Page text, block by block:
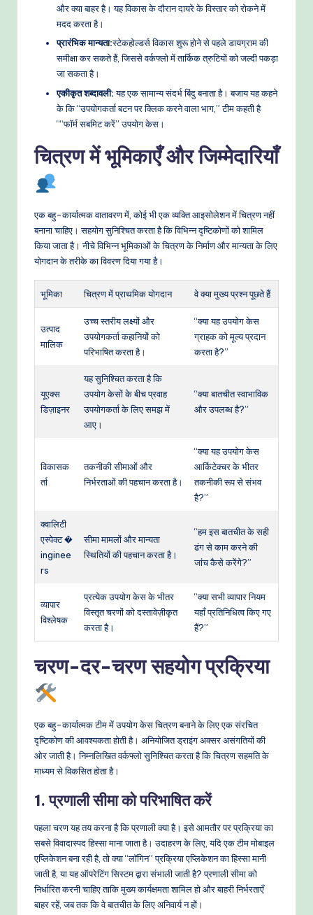
और क्या बाहर है। यह विकास के दौरान दायरे के विस्तार को रोकने में
मदद करता है।
प्रारंभिक मान्यता:स्टेकहोल्डर्स विकास शुरू होने से पहले डायग्राम की
समीक्षा कर सकते हैं, जिससे वर्कफ्लो में तार्किक त्रुटियों को जल्दी पकड़ा
जा सकता है।
एकीकृत शब्दावली:यह एक सामान्य संदर्भ बिंदु बनाता है। बजाय यह कहने
के कि “उपयोगकर्ता बटन पर क्लिक करने वाला भाग,” टीम कहती है
““फॉर्म सबमिट करें” उपयोग केस।
चित्रण में भूमिकाएँ और जिम्मेदारियाँ
एक बहु-कार्यात्मक वातावरण में, कोई भी एक व्यक्ति आइसोलेशन में चित्रण नहीं
बनाना चाहिए। सहयोग सुनिश्चित करता है कि विभिन्न दृष्टिकोणों को शामिल
किया जाता है। नीचे विभिन्न भूमिकाओं के चित्रण के निर्माण और मान्यता के लिए
योगदान के तरीके का विवरण दिया गया है।
भूमिका चित्रण में प्राथमिक योगदान वे क्या मुख्य प्रश्न पूछते हैं
उत्पाद
मालिक
उच्च स्तरीय लक्ष्यों और
उपयोगकर्ता कहानियों को
परिभाषित करता है।
“क्या यह उपयोग केस
ग्राहक को मूल्य प्रदान
करता है?”
यूएक्स
डिज़ाइनर
यह सुनिश्चित करता है कि
उपयोग केसों के बीच प्रवाह
उपयोगकर्ता के लिए समझ में
आए।
“क्या बातचीत स्वाभाविक
और उपलब्ध है?”
विकासक
र्ता
तकनीकी सीमाओं और
निर्भरताओं की पहचान करता है।
“क्या यह उपयोग केस
आर्किटेक्चर के भीतर
तकनीकी रूप से संभव
है?”
क्वालिटी
एस्पेक्ट �
inginee
rs
सीमा मामलों और मान्यता
स्थितियों की पहचान करता है।
“हम इस बातचीत के सही
ढंग से काम करने की
जांच कैसे करेंगे?”
व्यापार
विश्लेषक
प्रत्येक उपयोग केस के भीतर
विस्तृत चरणों को दस्तावेज़ीकृत
करता है।
“क्या सभी व्यापार नियम
यहाँ प्रतिनिधित्व किए गए
हैं?”
चरण-दर-चरण सहयोग प्रक्रिया
एक बहु-कार्यात्मक टीम में उपयोग केस चित्रण बनाने के लिए एक संरचित
दृष्टिकोण की आवश्यकता होती है। अनियोजित ड्राइंग अक्सर असंगतियों की
ओर जाती है। निम्नलिखित वर्कफ्लो सुनिश्चित करता है कि चित्रण सहमति के
माध्यम से विकसित होता है।
1. प्रणाली सीमा को परिभाषित करें
पहला चरण यह तय करना है कि प्रणाली क्या है। इसे आमतौर पर प्रक्रिया का
सबसे विवादास्पद हिस्सा माना जाता है। उदाहरण के लिए, यदि एक टीम मोबाइल
एप्लिकेशन बना रही है, तो क्या “लॉगिन” प्रक्रिया एप्लिकेशन का हिस्सा मानी
जाती है, या यह ऑपरेटिंग सिस्टम द्वारा संभाली जाती है? प्रणाली सीमा को
निर्धारित करनी चाहिए ताकि मुख्य कार्यक्षमता शामिल हो और बाहरी निर्भरताएँ
बाहर रहें, जब तक कि वे बातचीत के लिए अनिवार्य न हों।